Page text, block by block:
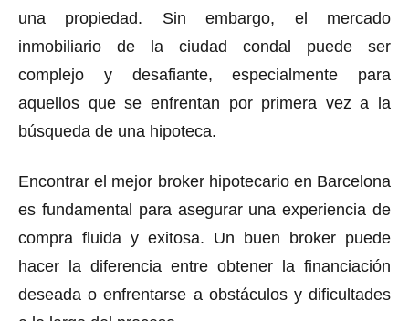
una propiedad. Sin embargo, el mercado
inmobiliario de la ciudad condal puede ser
complejo y desafiante, especialmente para
aquellos que se enfrentan por primera vez a la
búsqueda de una hipoteca.
Encontrar el mejor broker hipotecario en Barcelona
es fundamental para asegurar una experiencia de
compra fluida y exitosa. Un buen broker puede
hacer la diferencia entre obtener la financiación
deseada o enfrentarse a obstáculos y dificultades